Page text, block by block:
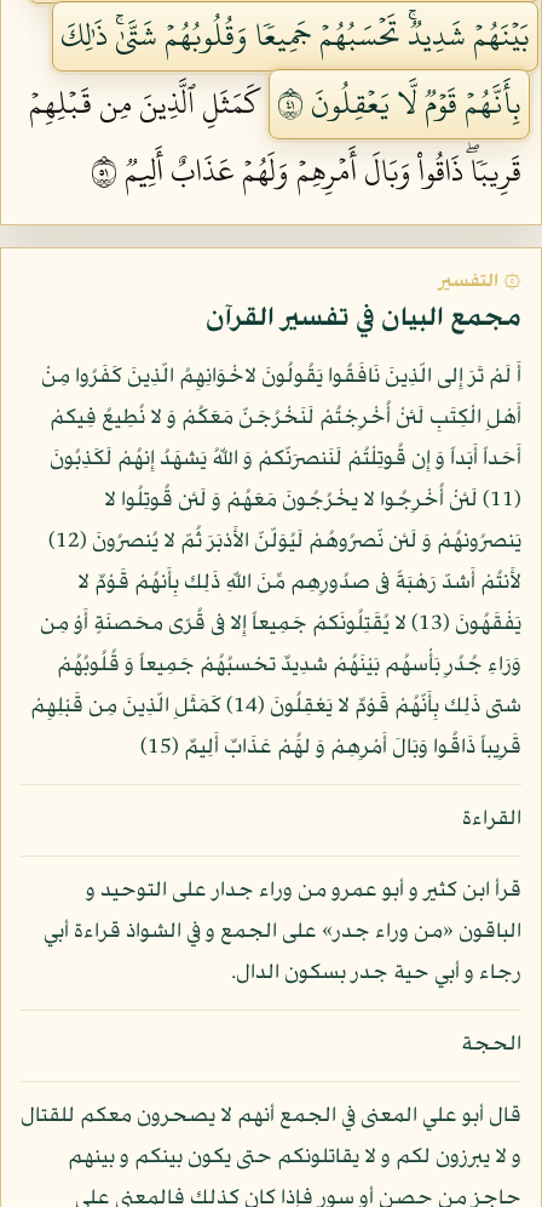
بَيۡنَهُمۡ شَدِيدٞۚ تَحۡسَبُهُمۡ جَمِيعٗا وَقُلُوبُهُمۡ شَتَّىٰۚ ذَٰلِكَ
بِأَنَّهُمۡ قَوۡمٞ لَّا يَعۡقِلُونَ ١٤
كَمَثَلِ ٱلَّذِينَ مِن قَبۡلِهِمۡ
قَرِيبٗاۖ ذَاقُواْ وَبَالَ أَمۡرِهِمۡ وَلَهُمۡ عَذَابٌ أَلِيمٞ ١٥
۞ التفسير
مجمع البيان في تفسير القرآن
أَ لَمْ تَرَ إِلى الّذِينَ نَافَقُوا يَقُولُونَ لاخْوَانِهِمُ الّذِينَ كَفَرُوا مِنْ
أَهْلِ الْكِتَبِ لَئنْ أُخْرِجْتُمْ لَنَخْرُجَنّ مَعَكُمْ وَ لا نُطِيعُ فِيكمْ
أَحَداً أَبَداً وَ إِن قُوتِلْتُمْ لَنَنصرَنّكمْ وَ اللّهُ يَشهَدُ إِنهُمْ لَكَذِبُونَ
(11) لَئنْ أُخْرِجُوا لا يخْرُجُونَ مَعَهُمْ وَ لَئن قُوتِلُوا لا
يَنصرُونهُمْ وَ لَئن نّصرُوهُمْ لَيُوَلّنّ الأَدْبَرَ ثُمّ لا يُنصرُونَ (12)
لأَنتُمْ أَشدّ رَهْبَةً فى صدُورِهِم مِّنَ اللّهِ ذَلِك بِأَنهُمْ قَوْمٌ لا
يَفْقَهُونَ (13) لا يُقَتِلُونَكمْ جَمِيعاً إِلا فى قُرًى محَصنَةٍ أَوْ مِن
وَرَاءِ جُدُرِ بَأْسهُم بَيْنَهُمْ شدِيدٌ تحْسبُهُمْ جَمِيعاً وَ قُلُوبُهُمْ
شتى ذَلِك بِأَنّهُمْ قَوْمٌ لا يَعْقِلُونَ (14) كَمَثَلِ الّذِينَ مِن قَبْلِهِمْ
قَرِيباً ذَاقُوا وَبَالَ أَمْرِهِمْ وَ لهَُمْ عَذَابٌ أَلِيمٌ (15)
القراءة
قرأ ابن كثير و أبو عمرو من وراء جدار على التوحيد و
الباقون «من وراء جدر» على الجمع و في الشواذ قراءة أبي
رجاء و أبي حية جدر بسكون الدال.
الحجة
قال أبو علي المعنى في الجمع أنهم لا يصحرون معكم للقتال
و لا يبرزون لكم و لا يقاتلونكم حتى يكون بينكم و بينهم
حاجز من حصن أو سور فإذا كان كذلك فالمعنى على